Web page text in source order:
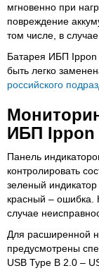
мгновенно при
повреждение
том числе, в
Батарея ИБП Ippon
быть легко
российского
ИБП Ippon
Панель
контролировать
зеленый
красный – ошибка.
случае
Для расширенной
предусмотрены
USB Type B 2.0 –